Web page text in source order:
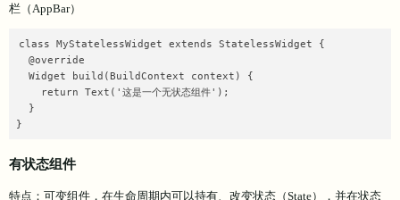
栏（AppBar）
class MyStatelessWidget extends StatelessWidget {
  @override
  Widget build(BuildContext context) {
    return Text('这是一个无状态组件');
  }
}
有状态组件
特点：可变组件，在生命周期内可以持有、改变状态（State），并在状态